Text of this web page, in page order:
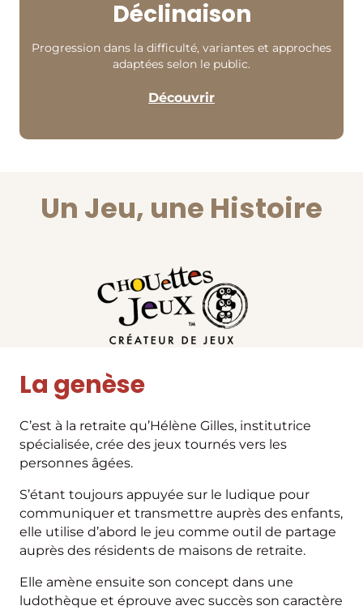
Déclinaison
Progression dans la difficulté, variantes et approches
adaptées selon le public.
Découvrir
Un Jeu, une Histoire
La genèse
C’est à la retraite qu’Hélène Gilles, institutrice
spécialisée, crée des jeux tournés vers les
personnes âgées.
S’étant toujours appuyée sur le ludique pour
communiquer et transmettre auprès des enfants,
elle utilise d’abord le jeu comme outil de partage
auprès des résidents de maisons de retraite.
Elle amène ensuite son concept dans une
ludothèque et éprouve avec succès son caractère